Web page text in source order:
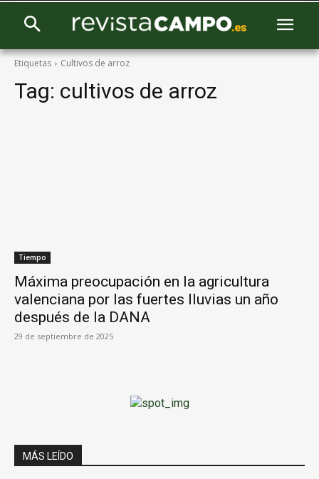
Etiquetas Cultivos de arroz
Tag: cultivos de arroz
Tiempo
Máxima preocupación en la agricultura
valenciana por las fuertes lluvias un año
después de la DANA
29 de septiembre de 2025
MÁS LEÍDO